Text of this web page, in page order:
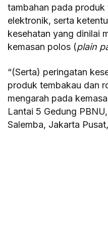
tambahan pada
elektronik, serta
kesehatan yang dinilai
kemasan polos (plain
“(Serta) peringatan
produk tembakau dan
mengarah pada
Lantai 5 Gedung
Salemba, Jakarta